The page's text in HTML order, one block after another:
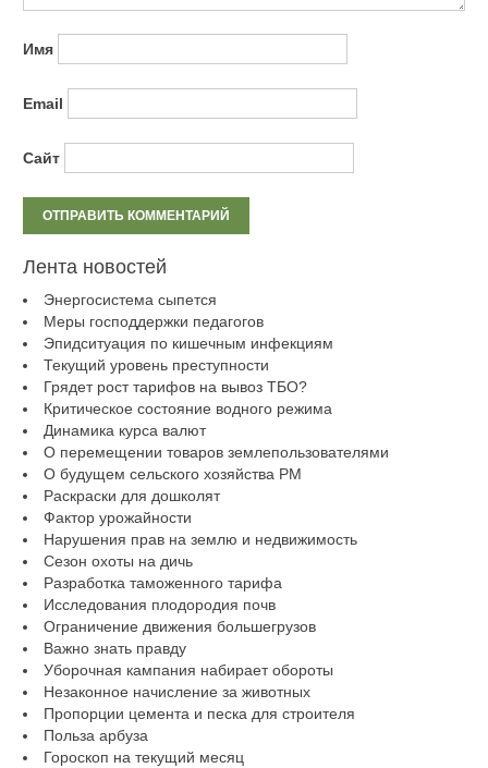
Имя
Email
Сайт
Лента новостей
Энергосистема сыпется
Меры господдержки педагогов
Эпидситуация по кишечным инфекциям
Текущий уровень преступности
Грядет рост тарифов на вывоз ТБО?
Критическое состояние водного режима
Динамика курса валют
О перемещении товаров землепользователями
О будущем сельского хозяйства РМ
Раскраски для дошколят
Фактор урожайности
Нарушения прав на землю и недвижимость
Сезон охоты на дичь
Разработка таможенного тарифа
Исследования плодородия почв
Ограничение движения большегрузов
Важно знать правду
Уборочная кампания набирает обороты
Незаконное начисление за животных
Пропорции цемента и песка для строителя
Польза арбуза
Гороскоп на текущий месяц